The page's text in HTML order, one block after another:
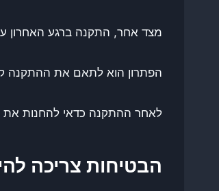
מצד אחר, התקנה ברגע האחרון
הפתרון הוא לתאם את ההתקנה
לאחר ההתקנה כדאי להחנות את
הבטיחות צריכה